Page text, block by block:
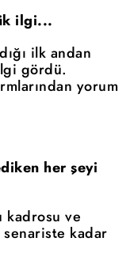
ilgi...
ilk andan
gördü.
yorum
her şeyi
kadrosu ve
senariste kadar